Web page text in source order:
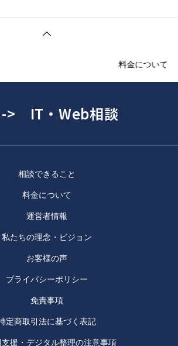
料金について
> IT・Web相談
相談できること
料金について
運営者情報
私たちの理念・ビジョン
お客様の声
プライバシーポリシー
免責事項
定商取引法に基づく表記
援・デジタル整理の注意事項